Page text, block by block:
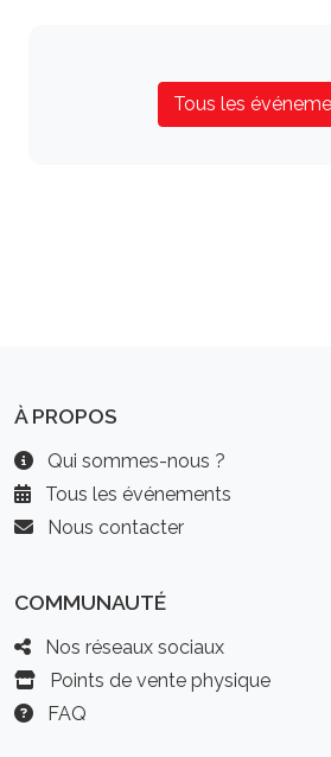
Tous les
À PROPOS
Qui sommes-nous ?
Tous les événements
Nous contacter
COMMUNAUTÉ
Nos réseaux sociaux
Points de vente physique
FAQ